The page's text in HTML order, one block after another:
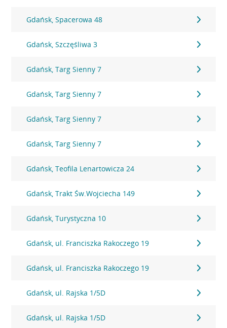
Gdańsk, Spacerowa 48
Gdańsk, Szczęśliwa 3
Gdańsk, Targ Sienny 7
Gdańsk, Targ Sienny 7
Gdańsk, Targ Sienny 7
Gdańsk, Targ Sienny 7
Gdańsk, Teofila Lenartowicza 24
Gdańsk, Trakt Św.Wojciecha 149
Gdańsk, Turystyczna 10
Gdańsk, ul. Franciszka Rakoczego 19
Gdańsk, ul. Franciszka Rakoczego 19
Gdańsk, ul. Rajska 1/5D
Gdańsk, ul. Rajska 1/5D